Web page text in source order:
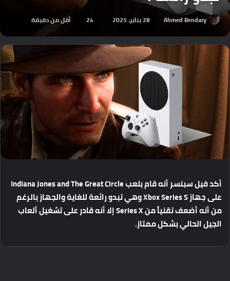
Ahmed Bendary 28 يناير، 2025 24 أقل من دقيقة
أكدفيلسبنسرأنهقامبلعب
علىجهاز وهيتبدورائعةللغايةوالجهازبالرغم
منأنهأضعفتقنياًمن إلاأنهقادرعلىتشغيلألعاب
الجيلالحاليبشكلممتاز.